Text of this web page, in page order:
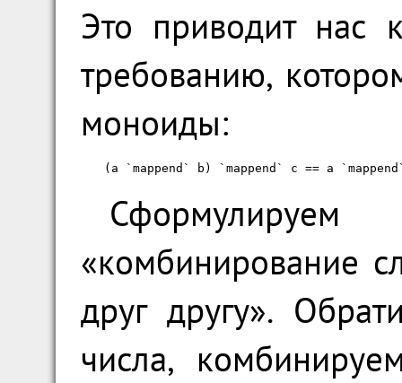
Это приводит нас
требованию,
моноиды:
(a `mappend` b) `mappend` c == a
«комбинирование
друг другу».
числа,